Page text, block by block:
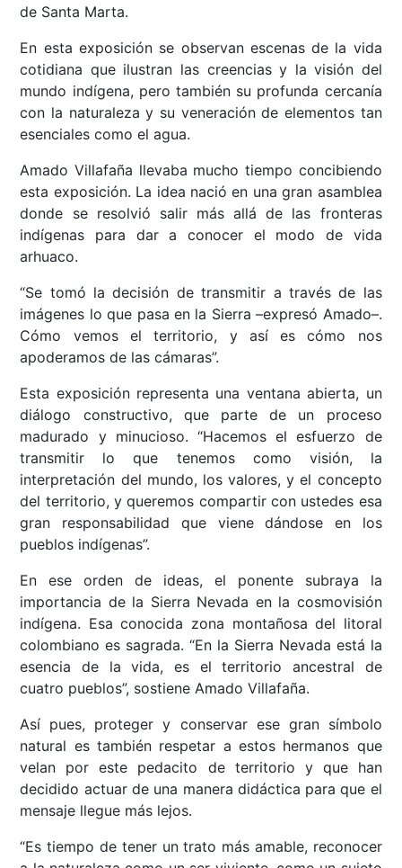
de Santa Marta.
En esta exposición se observan escenas de la vida
cotidiana que ilustran las creencias y la visión del
mundo indígena, pero también su profunda cercanía
con la naturaleza y su veneración de elementos tan
esenciales como el agua.
Amado Villafaña llevaba mucho tiempo concibiendo
esta exposición. La idea nació en una gran asamblea
donde se resolvió salir más allá de las fronteras
indígenas para dar a conocer el modo de vida
arhuaco.
“Se tomó la decisión de transmitir a través de las
imágenes lo que pasa en la Sierra –expresó Amado–.
Cómo vemos el territorio, y así es cómo nos
apoderamos de las cámaras”.
Esta exposición representa una ventana abierta, un
diálogo constructivo, que parte de un proceso
madurado y minucioso. “Hacemos el esfuerzo de
transmitir lo que tenemos como visión, la
interpretación del mundo, los valores, y el concepto
del territorio, y queremos compartir con ustedes esa
gran responsabilidad que viene dándose en los
pueblos indígenas”.
En ese orden de ideas, el ponente subraya la
importancia de la Sierra Nevada en la cosmovisión
indígena. Esa conocida zona montañosa del litoral
colombiano es sagrada. “En la Sierra Nevada está la
esencia de la vida, es el territorio ancestral de
cuatro pueblos”, sostiene Amado Villafaña.
Así pues, proteger y conservar ese gran símbolo
natural es también respetar a estos hermanos que
velan por este pedacito de territorio y que han
decidido actuar de una manera didáctica para que el
mensaje llegue más lejos.
“Es tiempo de tener un trato más amable, reconocer